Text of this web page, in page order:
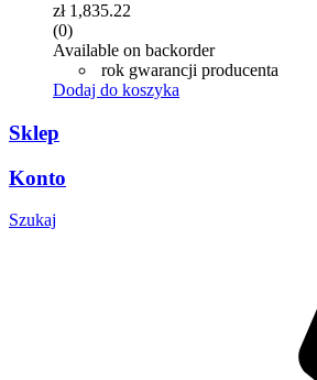
zł1,835.22
(0)
Available on backorder
rok gwarancji producenta
Dodaj do koszyka
Sklep
Konto
Szukaj